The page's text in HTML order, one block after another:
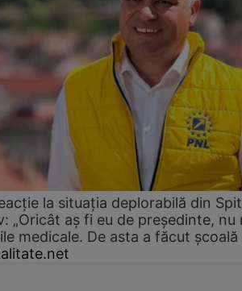
la situația deplorabilă din
„Oricât aș fi eu de președinte, nu
medicale. De asta a făcut școală